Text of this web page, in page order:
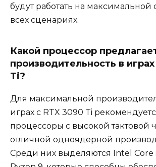
будут работать на максимальной
всех сценариях.
Какой процессор
производительность в
Ti?
Для максимальной
играх с RTX 3090 Ti
процессоры с высокой тактовой
отличной одноядерной
Среди них выделяются Intel Core